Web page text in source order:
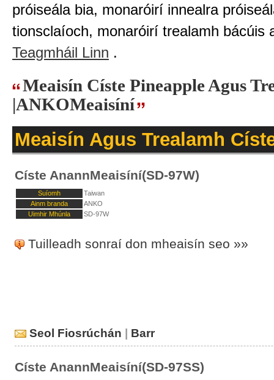
próiseála bia, monaróirí innealra
tionsclaíoch, monaróirí trealamh bácúis
Teagmháil Linn .
Meaisín Císte Pineapple Agus
|ANKOMeaisíní
Meaisín Agus Trealamh
Císte AnannMeaisíní(SD-97W)
Suíomh
Taiwan
Ainm branda
ANKO
Uimhir Mhúnla
SD-97W
Tuilleadh sonraí don mheaisín seo »»
Seol Fiosrúchán | Barr
Císte AnannMeaisíní(SD-97SS)